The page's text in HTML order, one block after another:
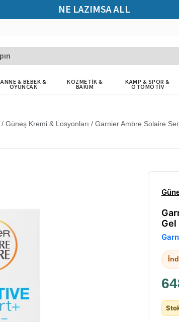
NE LAZIMSA ALL
ANNE & BEBEK &
OYUNCAK
KOZMETİK &
BAKIM
KAMP & SPOR &
OTOMOTİV
/ Güneş Kremi & Losyonları / Garnier Ambre Solaire
Gel